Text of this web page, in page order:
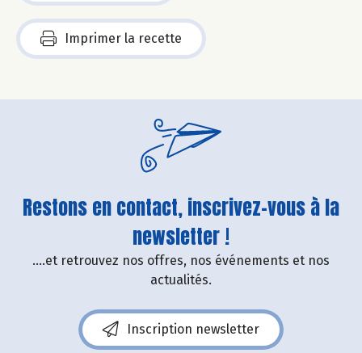
Imprimer la recette
Restons en contact, inscrivez-vous à la
newsletter !
....et retrouvez nos offres, nos événements et nos
actualités.
Inscription newsletter